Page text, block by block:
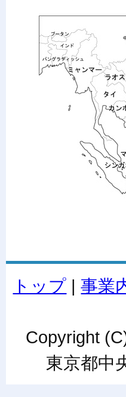
トップ |事業
Copyright
東京都中